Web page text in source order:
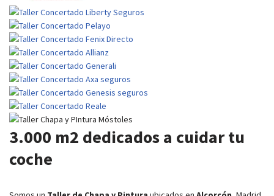
3.000 m2 dedicados a cuidar tu
coche